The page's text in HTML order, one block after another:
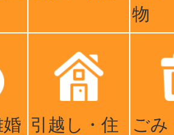
物
引越し・住
ごみ